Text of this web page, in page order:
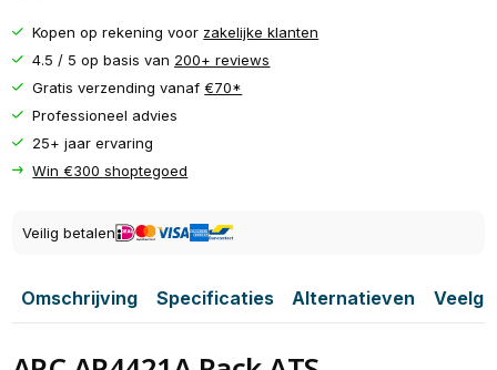
Kopen op rekening voor zakelijke klanten
4.5 / 5 op basis van 200+ reviews
Gratis verzending vanaf€70*
Professioneel advies
25+ jaar ervaring
Win €300 shoptegoed
Veilig betalen
Omschrijving Specificaties Alternatieven